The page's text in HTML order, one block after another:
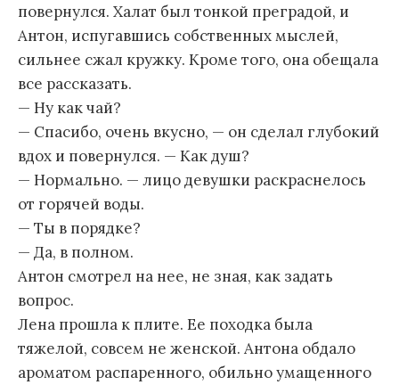
повернулся. Халат был тонкой преградой, и
Антон, испугавшись собственных мыслей,
сильнее сжал кружку. Кроме того, она обещала
все рассказать.
— Ну как чай?
— Спасибо, очень вкусно, — он сделал глубокий
вдох и повернулся. — Как душ?
— Нормально. — лицо девушки раскраснелось
от горячей воды.
— Ты в порядке?
— Да, в полном.
Антон смотрел на нее, не зная, как задать
вопрос.
Лена прошла к плите. Ее походка была
тяжелой, совсем не женской. Антона обдало
ароматом распаренного, обильно умащенного